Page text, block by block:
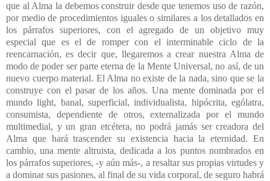
que al Alma la debemos construir desde que tenemos uso de razón,
por medio de procedimientos iguales o similares a los detallados en
los párrafos superiores, con el agregado de un objetivo muy
especial que es el de romper con el interminable ciclo de la
reencarnación, es decir que, llegaremos a crear nuestra Alma de
modo de poder ser parte eterna de la Mente Universal, no así, de un
nuevo cuerpo material. El Alma no existe de la nada, sino que se la
construye con el pasar de los años. Una mente dominada por el
mundo light, banal, superficial, individualista, hipócrita, ególatra,
consumista, dependiente de otros, externalizada por el mundo
multimedial, y un gran etcétera, no podrá jamás ser creadora del
Alma que hará trascender su existencia hacia la eternidad. En
cambio, una mente altruista, dedicada a los puntos nombrados en
los párrafos superiores, -y aún más-, a resaltar sus propias virtudes y
a dominar sus pasiones, al final de su vida corporal, de seguro habrá